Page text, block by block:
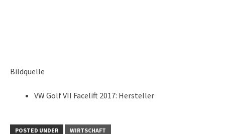
Bildquelle
VW Golf VII Facelift 2017: Hersteller
POSTED UNDER WIRTSCHAFT